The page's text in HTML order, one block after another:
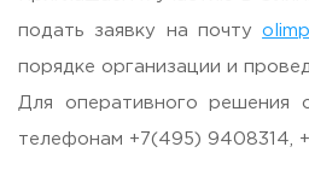
подать заявку на почту
порядке организации и
Для оперативного решения
телефонам +7(495) 9408314